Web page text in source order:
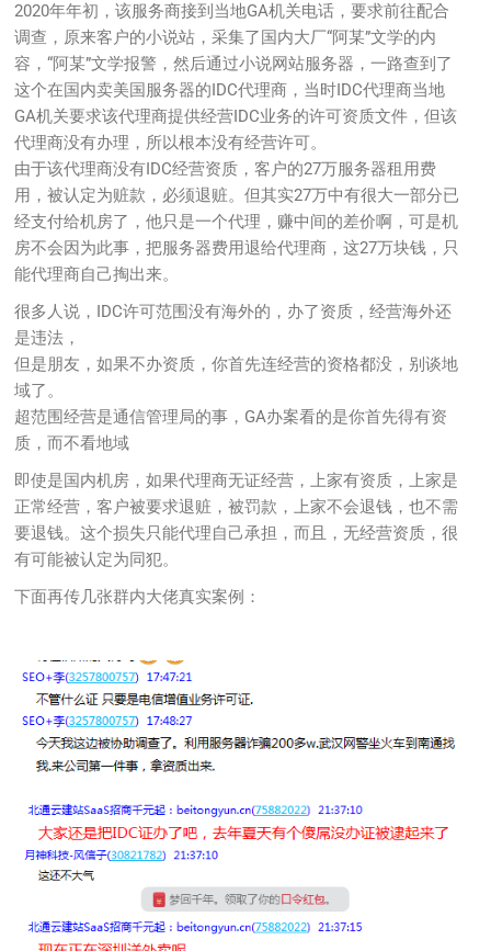
2020年年初，该服务商接到当地GA机关电话，要求前往配合
调查，原来客户的小说站，采集了国内大厂“阿某”文学的内
容，“阿某”文学报警，然后通过小说网站服务器，一路查到了
这个在国内卖美国服务器的IDC代理商，当时IDC代理商当地
GA机关要求该代理商提供经营IDC业务的许可资质文件，但该
代理商没有办理，所以根本没有经营许可。
由于该代理商没有IDC经营资质，客户的27万服务器租用费
用，被认定为赃款，必须退赃。但其实27万中有很大一部分已
经支付给机房了，他只是一个代理，赚中间的差价啊，可是机
房不会因为此事，把服务器费用退给代理商，这27万块钱，只
能代理商自己掏出来。
很多人说，IDC许可范围没有海外的，办了资质，经营海外还
是违法，
但是朋友，如果不办资质，你首先连经营的资格都没，别谈地
域了。
超范围经营是通信管理局的事，GA办案看的是你首先得有资
质，而不看地域
即使是国内机房，如果代理商无证经营，上家有资质，上家是
正常经营，客户被要求退赃，被罚款，上家不会退钱，也不需
要退钱。这个损失只能代理自己承担，而且，无经营资质，很
有可能被认定为同犯。
下面再传几张群内大佬真实案例：